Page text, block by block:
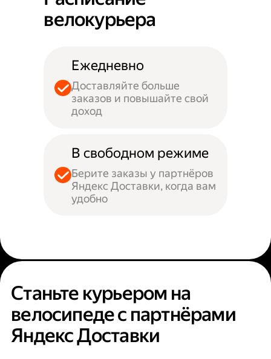
велокурьера
Ежедневно
Доставляйте больше
заказов и повышайте свой
доход
В свободном режиме
Берите заказы у партнёров
Яндекс Доставки, когда вам
удобно
Станьте курьером на
велосипеде с партнёрами
Яндекс Доставки